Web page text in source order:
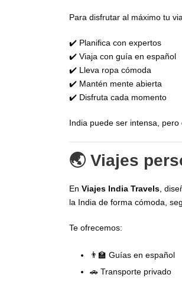
Para disfrutar al máximo tu
✔️ Planifica con expertos
✔️ Viaja con guía en español
✔️ Lleva ropa cómoda
✔️ Mantén mente abierta
✔️ Disfruta cada momento
India puede ser intensa,
🌏 Viajes
En Viajes India Travels,
la India de forma cómoda,
Te ofrecemos:
👨‍🏫 Guías en español
🚗 Transporte privado